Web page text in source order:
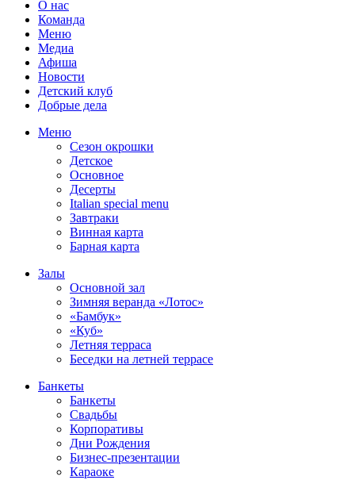
О нас
Команда
Меню
Медиа
Афиша
Новости
Детский клуб
Добрые дела
Меню
Сезон окрошки
Детское
Основное
Десерты
Italian special menu
Завтраки
Винная карта
Барная карта
Залы
Основной зал
Зимняя веранда «Лотос»
«Бамбук»
«Куб»
Летняя терраса
Беседки на летней террасе
Банкеты
Банкеты
Свадьбы
Корпоративы
Дни Рождения
Бизнес-презентации
Караоке